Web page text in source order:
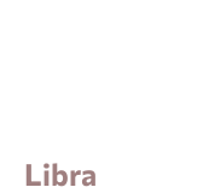
Libra